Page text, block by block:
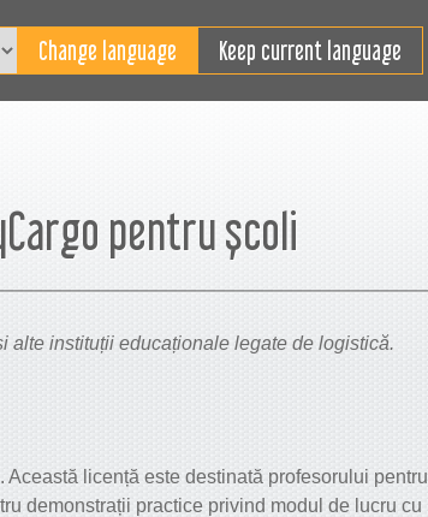
Keep current language
pentru școli
alte instituții educaționale legate de logistică.
licență este destinată profesorului pentru
demonstrații practice privind modul de lucru cu